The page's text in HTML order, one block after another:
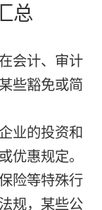
总
会计、审计
些豁免或简
业的投资和
优惠规定。
险等特殊行
规，某些公